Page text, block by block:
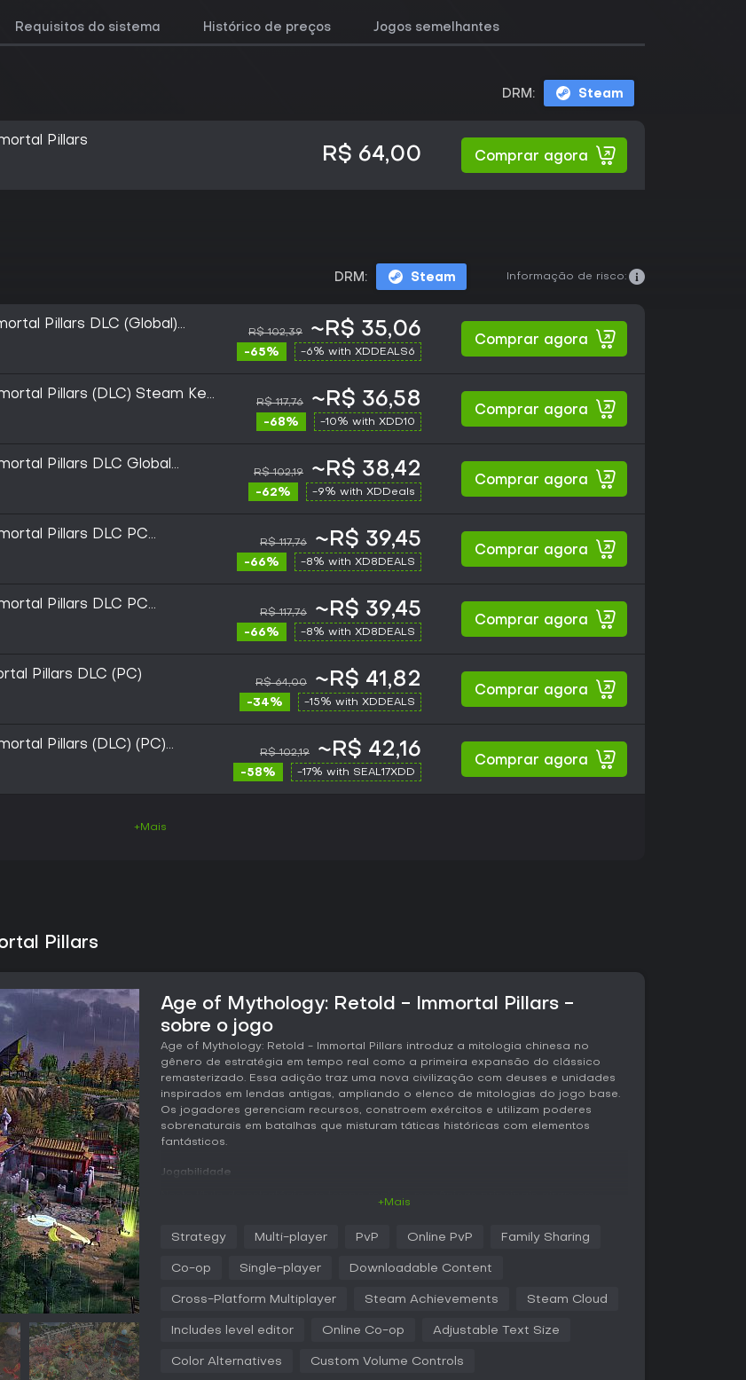
Requisitos do sistema Histórico de preços Jogos semelhantes
DRM: Steam
Pillars
R$ 64,00 Comprar agora
DRM: Steam Informação de risco:
Pillars DLC (Global)
R$ 102,39 ~R$ 35,06
-65% -6% with XDDEALS6
Comprar agora
Pillars (DLC) Steam Key
R$ 117,76 ~R$ 36,58
-68% -10% with XDD10
Comprar agora
Pillars DLC Global
R$ 102,19 ~R$ 38,42
-62% -9% with XDDeals
Comprar agora
Pillars DLC PC
R$ 117,76 ~R$ 39,45
-66% -8% with XD8DEALS
Comprar agora
Pillars DLC PC
R$ 117,76 ~R$ 39,45
-66% -8% with XD8DEALS
Comprar agora
Pillars DLC (PC)
R$ 64,00 ~R$ 41,82
-34% -15% with XDDEALS
Comprar agora
Pillars (DLC) (PC)
R$ 102,19 ~R$ 42,16
-58% -17% with SEAL17XDD
Comprar agora
+Mais
Pillars
Age of Mythology: Retold - Immortal Pillars -
sobre o jogo
Age of Mythology: Retold - Immortal Pillars introduz a mitologia chinesa no
gênero de estratégia em tempo real como a primeira expansão do clássico
remasterizado. Essa adição traz uma nova civilização com deuses e unidades
inspirados em lendas antigas, ampliando o elenco de mitologias do jogo base.
Os jogadores gerenciam recursos, constroem exércitos e utilizam poderes
sobrenaturais em batalhas que misturam táticas históricas com elementos
fantásticos.
Jogabilidade
chinesa, na qual os jogadores escolhem deuses como Nüwa, Chiyou e Nüba,
permitem invocar unidades míticas como o dragão voador da chuva Yinglong,
soldados humanos, criaturas míticas e intervenções estratégicas dos deuses,
com ênfase no microgerenciamento em escaramuças agressivas no início da
+Mais
Strategy Multi-player PvP Online PvP Family Sharing
Co-op Single-player Downloadable Content
Cross-Platform Multiplayer Steam Achievements Steam Cloud
Includes level editor Online Co-op Adjustable Text Size
Color Alternatives Custom Volume Controls